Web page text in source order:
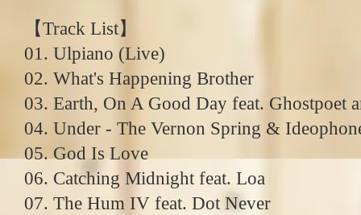
【Track List】
01. Ulpiano (Live)
02. What's Happening Brother
03. Earth, On A Good Day feat. Ghostpoet
04. Under - The Vernon Spring &
05. God Is Love
06. Catching Midnight feat. Loa
07. The Hum IV feat. Dot Never